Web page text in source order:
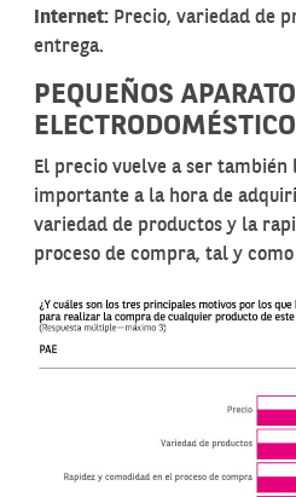
Internet: Precio, variedad de
entrega.
PEQUEÑOS
El precio vuelve a ser también
importante a la hora de
variedad de productos y la
proceso de compra, tal y